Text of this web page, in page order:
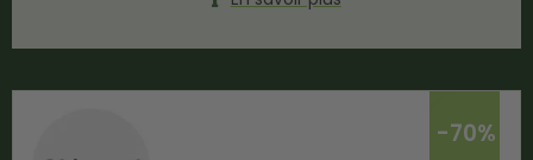
-70%